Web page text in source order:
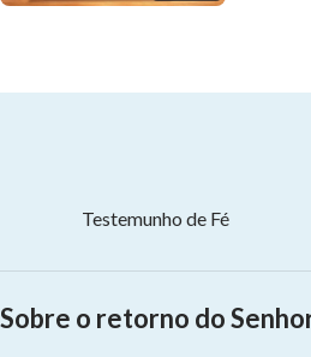
Testemunho de Fé
Sobre o retorno do